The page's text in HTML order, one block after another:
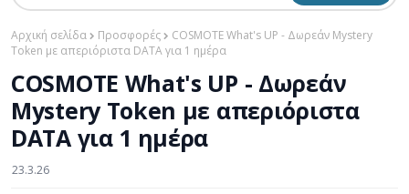
Αρχική σελίδα Προσφορές
COSMOTE What's UP - Δωρεάν Mystery
Token με απεριόριστα DATA για 1 ημέρα
COSMOTE What's UP - Δωρεάν
Mystery Token με απεριόριστα
DATA για 1 ημέρα
23.3.26